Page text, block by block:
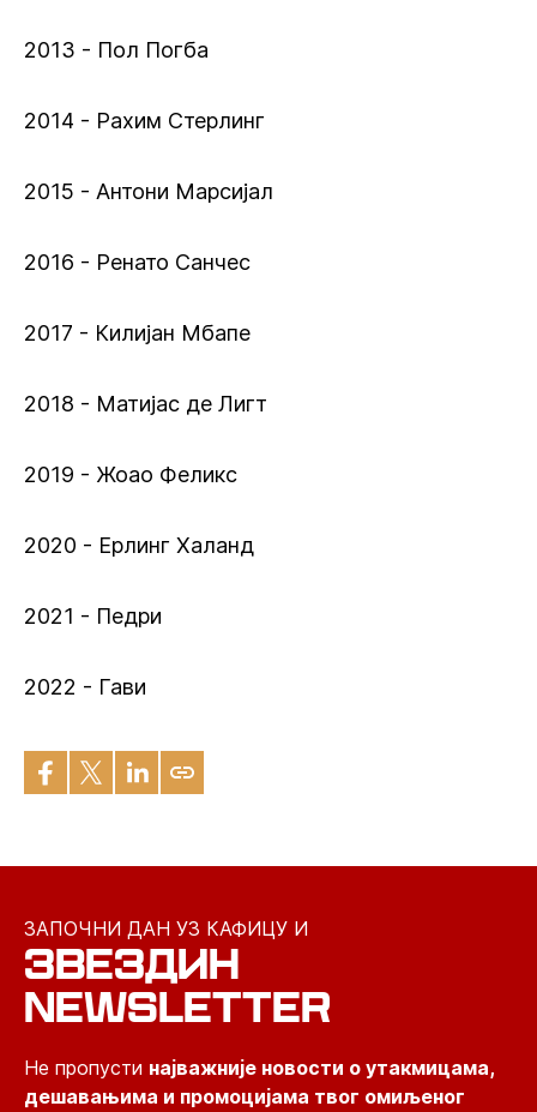
2013 - Пол Погба
2014 - Рахим Стерлинг
2015 - Антони Марсијал
2016 - Ренато Санчес
2017 - Килијан Мбапе
2018 - Матијас де Лигт
2019 - Жоао Феликс
2020 - Ерлинг Халанд
2021 - Педри
2022 - Гави
ЗАПОЧНИ ДАН УЗ КАФИЦУ И
ЗВЕЗДИН
NEWSLETTER
Не пропусти најважније новости о утакмицама,
дешавањима и промоцијама твог омиљеног